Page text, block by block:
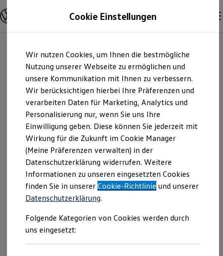
Hauptinhalt
springen
Footer
springen
Modelle & Konfigurator
Nutzfahrzeugkategorien entdecken
Modelle konfigurieren
Vorgängermodelle und Oldtimer
Vorgängermodelle
Oldtimer
Bulli Historie
Branchenlösungen & Gewerbekunden
Umbaulösungen und Hersteller finden
Auf- und Umbauten entdecken & konfigurieren
Groß- und Sonderkunden
Großkunden
Kommunen & Behörden
Journalisten
Sportvereine
Branchenlösungen
Bau & Handwerk
Gewerbliche Personenbeförderung
Service & mobile Werkstätten
Kurier, Logistik & Handel
Feuerwehr
Rettungsdienste
ONE Business ID Vorteile
Fahrzeugsuche & Marktplatz
Volkswagen
Automobile
Stuttgart GmbH |
Impressum &
Rechtliches
Volkswagen Automobile Stuttgart
GmbH als verantwortliche Anbieterin
Cookie Einstellungen
Wir nutzen Cookies, um Ihnen die bestmögliche
Nutzung unserer Webseite zu ermöglichen und
unsere Kommunikation mit Ihnen zu verbessern.
Wir berücksichtigen hierbei Ihre Präferenzen und
verarbeiten Daten für Marketing, Analytics und
Personalisierung nur, wenn Sie uns Ihre
Einwilligung geben. Diese können Sie jederzeit mit
Wirkung für die Zukunft im Cookie Manager
(Meine Präferenzen verwalten) in der
Datenschutzerklärung widerrufen. Weitere
Informationen zu unseren eingesetzten Cookies
finden Sie in unsererCookie-Richtlinie und unserer
Datenschutzerklärung.
Folgende Kategorien von Cookies werden durch
uns eingesetzt: